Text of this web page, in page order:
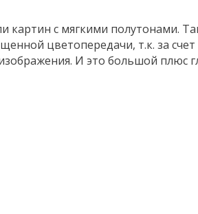
картин с мягкими полутонами.
цветопередачи, т.к. за
И это большой плюс